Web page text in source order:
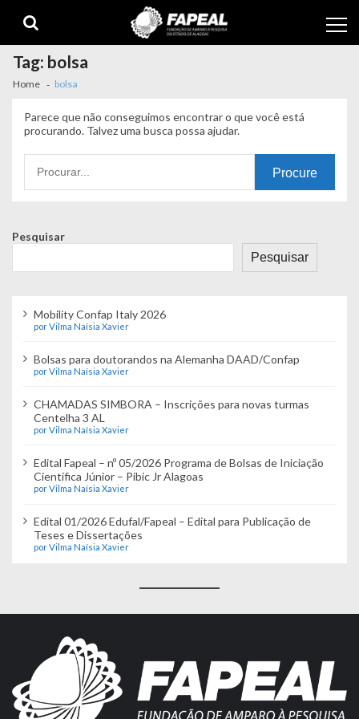
navigation
content
Tag: bolsa
Home bolsa
Parece que não conseguimos encontrar o que você está
procurando. Talvez uma busca possa ajudar.
por:
Pesquisar
Pesquisar
Mobility Confap Italy 2026
por Vilma Naísia Xavier
Bolsas para doutorandos na Alemanha DAAD/Confap
por Vilma Naísia Xavier
CHAMADAS SIMBORA – Inscrições para novas turmas
Centelha 3 AL
por Vilma Naísia Xavier
Edital Fapeal – nº 05/2026 Programa de Bolsas de Iniciação
Científica Júnior – Pibic Jr Alagoas
por Vilma Naísia Xavier
Edital 01/2026 Edufal/Fapeal – Edital para Publicação de
Teses e Dissertações
por Vilma Naísia Xavier